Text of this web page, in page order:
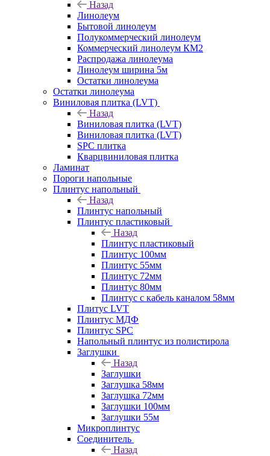
Назад
Линолеум
Бытовой линолеум
Полукоммерческий линолеум
Коммерческий линолеум КМ2
Распродажа линолеума
Линолеум ширина 5м
Остатки линолеума
Остатки линолеума
Виниловая плитка (LVT)
Назад
Виниловая плитка (LVT)
Виниловая плитка (LVT)
SPC плитка
Кварцвиниловая плитка
Ламинат
Пороги напольные
Плинтус напольный
Назад
Плинтус напольный
Плинтус пластиковый
Назад
Плинтус пластиковый
Плинтус 100мм
Плинтус 55мм
Плинтус 72мм
Плинтус 80мм
Плинтус с кабель каналом 58мм
Плитус LVT
Плинтус МДФ
Плинтус SPC
Напольный плинтус из полистирола
Заглушки
Назад
Заглушки
Заглушка 58мм
Заглушка 72мм
Заглушки 100мм
Заглушки 55м
Микроплинтус
Соединитель
Назад